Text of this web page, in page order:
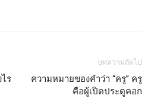
ร
บทความถัดไป
ความหมายของคำว่า “ครู” ครู
คือผู้เปิดประตูคอก